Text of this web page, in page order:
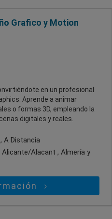
Grafico y Motion
en un profesional
Aprende a animar
o formas 3D, empleando la
digitales y reales.
A Distancia
Alicante/Alacant , Almería y